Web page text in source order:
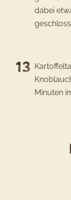
dabei
Minuten